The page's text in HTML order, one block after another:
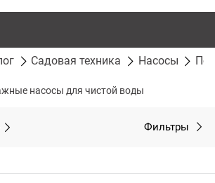
Садовая техника Насосы
насосы для чистой воды
Фильтры